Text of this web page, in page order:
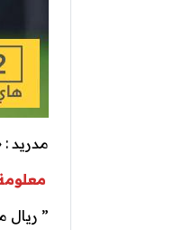
مدريد
” ريال